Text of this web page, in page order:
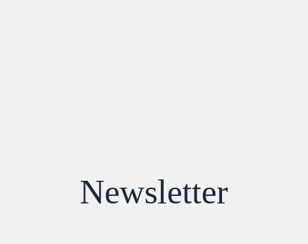
Newsletter